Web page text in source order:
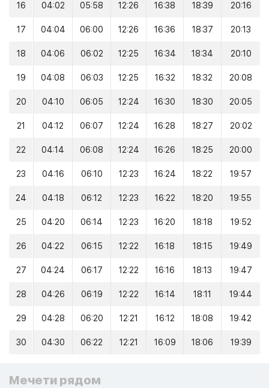
16 04:02 05:58 12:26 16:38 18:39 20:16
17 04:04 06:00 12:26 16:36 18:37 20:13
18 04:06 06:02 12:25 16:34 18:34 20:10
19 04:08 06:03 12:25 16:32 18:32 20:08
20 04:10 06:05 12:24 16:30 18:30 20:05
21 04:12 06:07 12:24 16:28 18:27 20:02
22 04:14 06:08 12:24 16:26 18:25 20:00
23 04:16 06:10 12:23 16:24 18:22 19:57
24 04:18 06:12 12:23 16:22 18:20 19:55
25 04:20 06:14 12:23 16:20 18:18 19:52
26 04:22 06:15 12:22 16:18 18:15 19:49
27 04:24 06:17 12:22 16:16 18:13 19:47
28 04:26 06:19 12:22 16:14 18:11 19:44
29 04:28 06:20 12:21 16:12 18:08 19:42
30 04:30 06:22 12:21 16:09 18:06 19:39
Мечети рядом